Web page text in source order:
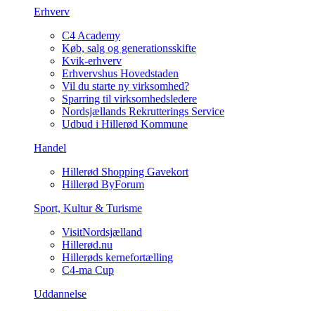
Erhverv
C4 Academy
Køb, salg og generationsskifte
Kvik-erhverv
Erhvervshus Hovedstaden
Vil du starte ny virksomhed?
Sparring til virksomhedsledere
Nordsjællands Rekrutterings Service
Udbud i Hillerød Kommune
Handel
Hillerød Shopping Gavekort
Hillerød ByForum
Sport, Kultur & Turisme
VisitNordsjælland
Hillerød.nu
Hillerøds kernefortælling
C4-ma Cup
Uddannelse